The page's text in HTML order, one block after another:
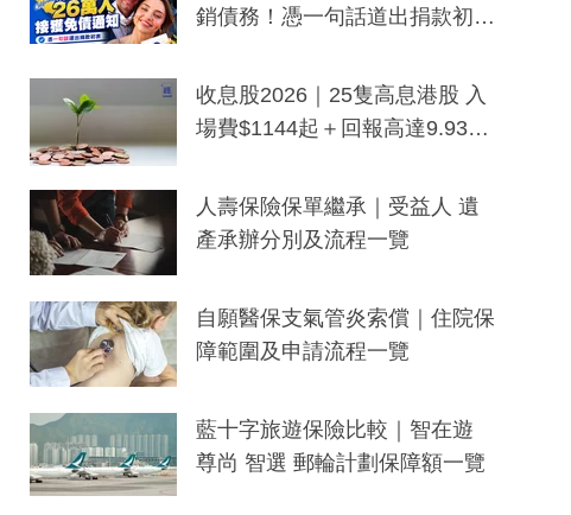
銷債務！憑一句話道出捐款初
一度被誤當詐騙手段
收息股2026｜25隻高息港股 入
場費$1144起＋回報高達9.93
人壽保險保單繼承｜受益人 遺
產承辦分別及流程一覽
自願醫保支氣管炎索償｜住院保
障範圍及申請流程一覽
藍十字旅遊保險比較｜智在遊
尊尚 智選 郵輪計劃保障額一覽